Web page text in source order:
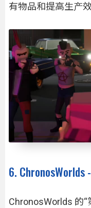
有物品和提高生产
6.
ChronosWorlds 的